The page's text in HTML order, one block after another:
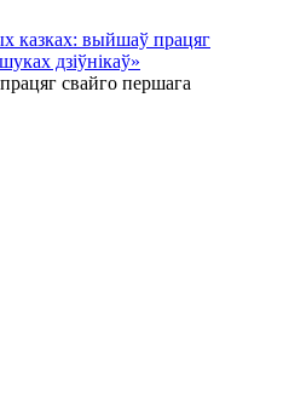
казках: выйшаў працяг
дзіўнікаў»
свайго першага